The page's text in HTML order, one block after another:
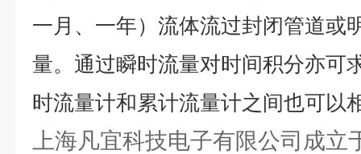
一月、一年）流体流过封闭管道或
量。通过瞬时流量对时间积分亦可
时流量计和累计流量计之间也可以
上海凡宜科技电子有限公司成